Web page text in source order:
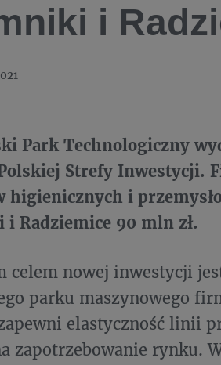
i
Park Technologiczny
Strefy Inwestycji.
higienicznych i
i Radziemice 90 mln zł.
celem nowej inwestycji
parku maszynowego
elastyczność linii
zapotrzebowanie rynku.